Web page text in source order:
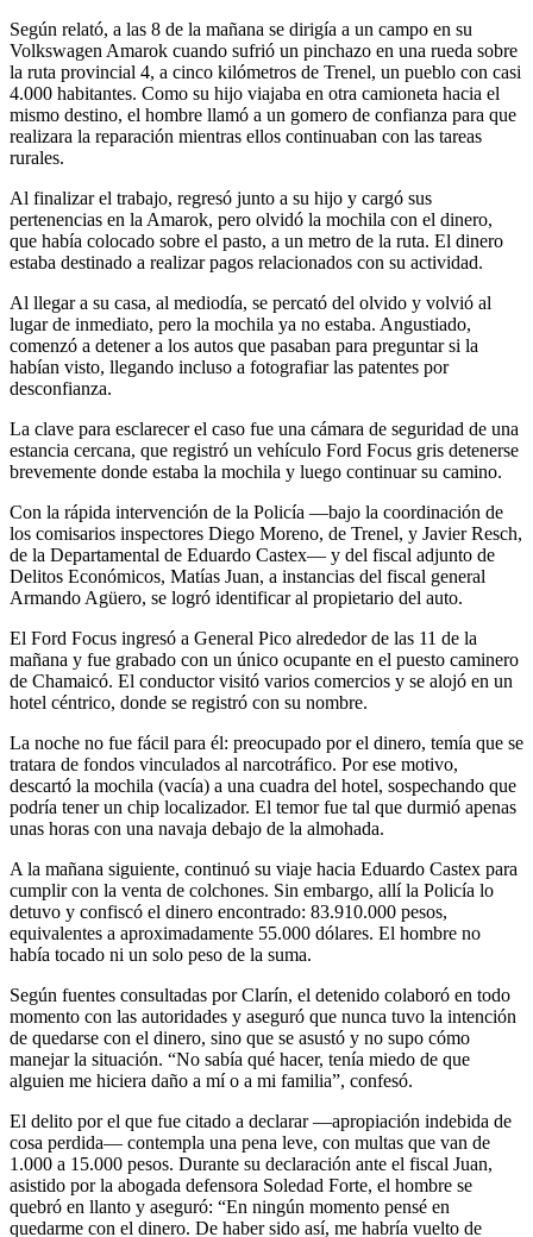
Según relató, a las 8 de la mañana se dirigía a un campo en su
Volkswagen Amarok cuando sufrió un pinchazo en una rueda sobre
la ruta provincial 4, a cinco kilómetros de Trenel, un pueblo con casi
4.000 habitantes. Como su hijo viajaba en otra camioneta hacia el
mismo destino, el hombre llamó a un gomero de confianza para que
realizara la reparación mientras ellos continuaban con las tareas
rurales.
Al finalizar el trabajo, regresó junto a su hijo y cargó sus
pertenencias en la Amarok, pero olvidó la mochila con el dinero,
que había colocado sobre el pasto, a un metro de la ruta. El dinero
estaba destinado a realizar pagos relacionados con su actividad.
Al llegar a su casa, al mediodía, se percató del olvido y volvió al
lugar de inmediato, pero la mochila ya no estaba. Angustiado,
comenzó a detener a los autos que pasaban para preguntar si la
habían visto, llegando incluso a fotografiar las patentes por
desconfianza.
La clave para esclarecer el caso fue una cámara de seguridad de una
estancia cercana, que registró un vehículo Ford Focus gris detenerse
brevemente donde estaba la mochila y luego continuar su camino.
Con la rápida intervención de la Policía —bajo la coordinación de
los comisarios inspectores Diego Moreno, de Trenel, y Javier Resch,
de la Departamental de Eduardo Castex— y del fiscal adjunto de
Delitos Económicos, Matías Juan, a instancias del fiscal general
Armando Agüero, se logró identificar al propietario del auto.
El Ford Focus ingresó a General Pico alrededor de las 11 de la
mañana y fue grabado con un único ocupante en el puesto caminero
de Chamaicó. El conductor visitó varios comercios y se alojó en un
hotel céntrico, donde se registró con su nombre.
La noche no fue fácil para él: preocupado por el dinero, temía que se
tratara de fondos vinculados al narcotráfico. Por ese motivo,
descartó la mochila (vacía) a una cuadra del hotel, sospechando que
podría tener un chip localizador. El temor fue tal que durmió apenas
unas horas con una navaja debajo de la almohada.
A la mañana siguiente, continuó su viaje hacia Eduardo Castex para
cumplir con la venta de colchones. Sin embargo, allí la Policía lo
detuvo y confiscó el dinero encontrado: 83.910.000 pesos,
equivalentes a aproximadamente 55.000 dólares. El hombre no
había tocado ni un solo peso de la suma.
Según fuentes consultadas por Clarín, el detenido colaboró en todo
momento con las autoridades y aseguró que nunca tuvo la intención
de quedarse con el dinero, sino que se asustó y no supo cómo
manejar la situación. “No sabía qué hacer, tenía miedo de que
alguien me hiciera daño a mí o a mi familia”, confesó.
El delito por el que fue citado a declarar —apropiación indebida de
cosa perdida— contempla una pena leve, con multas que van de
1.000 a 15.000 pesos. Durante su declaración ante el fiscal Juan,
asistido por la abogada defensora Soledad Forte, el hombre se
quebró en llanto y aseguró: “En ningún momento pensé en
quedarme con el dinero. De haber sido así, me habría vuelto de